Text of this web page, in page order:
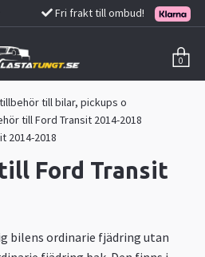
Fri frakt till ombud!
0
till bilar, pickups o
till Ford Transit 2014-2018
2014-2018
Ford Transit
bilens ordinarie fjädring utan